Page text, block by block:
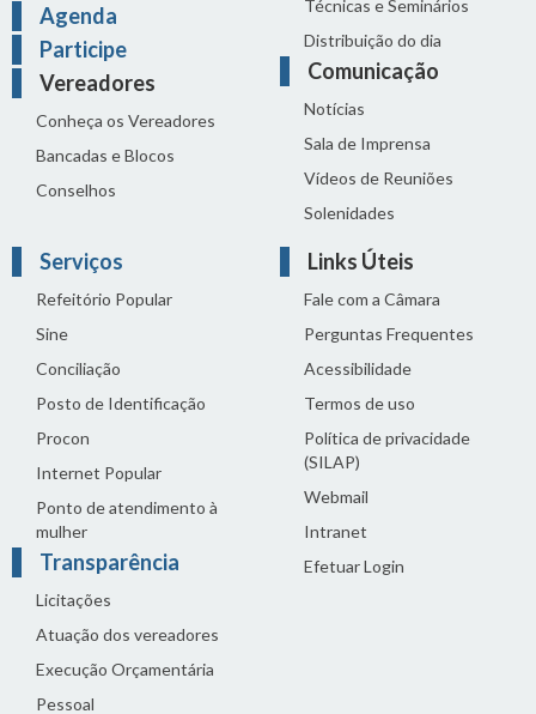
Agenda
Participe
Vereadores
Conheça os Vereadores
Bancadas e Blocos
Conselhos
Técnicas e Seminários
Distribuição do dia
Comunicação
Notícias
Sala de Imprensa
Vídeos de Reuniões
Solenidades
Serviços
Refeitório Popular
Sine
Conciliação
Posto de Identificação
Procon
Internet Popular
Ponto de atendimento à
mulher
Transparência
Licitações
Atuação dos vereadores
Execução Orçamentária
Pessoal
Links Úteis
Fale com a Câmara
Perguntas Frequentes
Acessibilidade
Termos de uso
Política de privacidade
(SILAP)
Webmail
Intranet
Efetuar Login